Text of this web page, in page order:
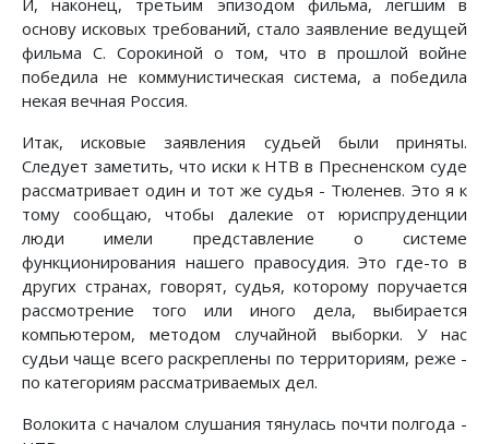
И, наконец, третьим эпизодом фильма, легшим в
основу исковых требований, стало заявление ведущей
фильма С. Сорокиной о том, что в прошлой войне
победила не коммунистическая система, а победила
некая вечная Россия.
Итак, исковые заявления судьей были приняты.
Следует заметить, что иски к НТВ в Пресненском суде
рассматривает один и тот же судья - Тюленев. Это я к
тому сообщаю, чтобы далекие от юриспруденции
люди имели представление о системе
функционирования нашего правосудия. Это где-то в
других странах, говорят, судья, которому поручается
рассмотрение того или иного дела, выбирается
компьютером, методом случайной выборки. У нас
судьи чаще всего раскреплены по территориям, реже -
по категориям рассматриваемых дел.
Волокита с началом слушания тянулась почти полгода -